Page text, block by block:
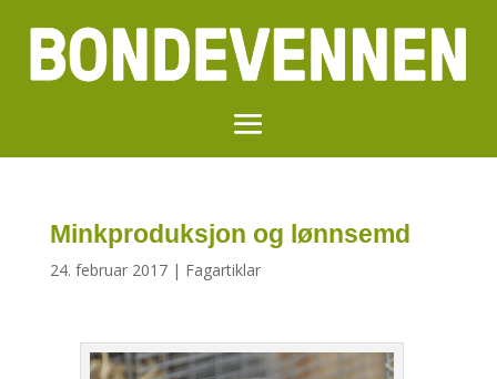
Minkproduksjon og lønnsemd
24. februar 2017| Fagartiklar